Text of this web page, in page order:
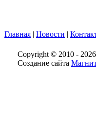
Главная | Новости |
Copyright © 2010 -
Создание сайта